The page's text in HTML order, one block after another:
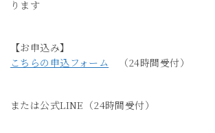
ります
【お申込み】
こちらの申込フォーム （24時間受付）
または公式LINE（24時間受付）